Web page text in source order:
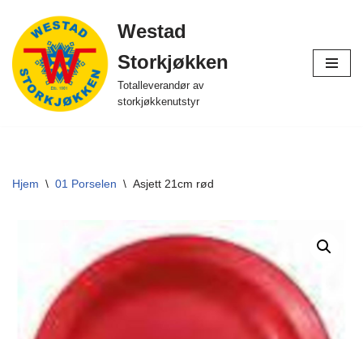
Hopp
til
innholdet
Westad
Storkjøkken
Totalleverandør av
storkjøkkenutstyr
Hjem \ 01 Porselen \ Asjett 21cm rød